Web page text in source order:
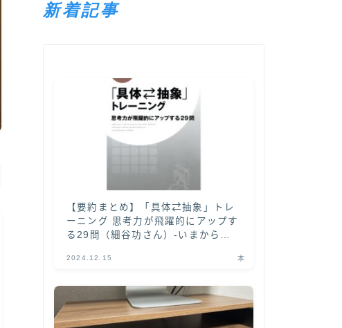
新着記事
【要約まとめ】「具体⇄抽象」トレ
ーニング 思考力が飛躍的にアップす
る29問（細谷功さん）-いまから
ススメ！-
2024.12.15 本